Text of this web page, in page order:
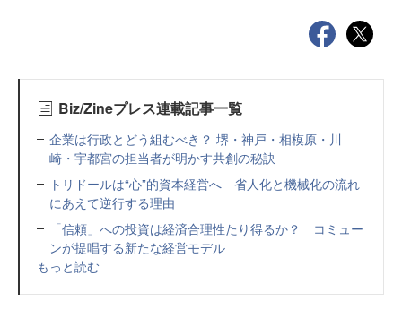
Biz/Zineプレス連載記事一覧
企業は行政とどう組むべき？ 堺・神戸・相模原・川
崎・宇都宮の担当者が明かす共創の秘訣
トリドールは“心”的資本経営へ 省人化と機械化の流れ
にあえて逆行する理由
「信頼」への投資は経済合理性たり得るか？ コミュー
ンが提唱する新たな経営モデル
もっと読む